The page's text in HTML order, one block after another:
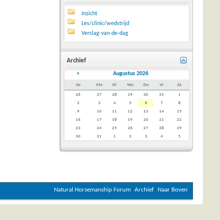
Inzicht
Les/clinic/wedstrijd
Verslag-van-de-dag
Archief
< Augustus 2026
Zo Ma Di Wo Do Vr Za
26 27 28 29 30 31
1
2
3 4 5 6 7
8
9
10 11 12 13 14
15
16
17 18 19 20 21
22
23
24 25 26 27 28
29
30
31 1 2 3 4 5
Natural Horsemanship Forum Archief Naar Boven